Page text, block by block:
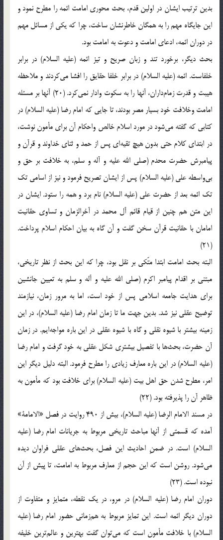
بدین ترتیب ایشان در اولین قدم، بحث محوری امامت ائمه را مطرح نمود و
این جایگاه مهم را به همگان خاطرنشان ساخت، چرا که یکی از مسائل مهم
در دوران ائمه، ادعای امامت و دعوت به امامت بود.
بحث دیگر، برخورد تند و زبان صریح و تیز ائمه (علیه السلام) در برابر
خلفاست. ائمه (علیه السلام) در برابر خلفا حقایق را افشا می‌کردند و ملاحظه
هیبت و قدرت زمام‌داران، آنها را به سکوت وادار نمی‌کرد. (20) آنها بر مسئله
امامت وخلافت خود بسیار مصر بودند، تا جایی که امام رضا (علیه السلام) در
کتابی که گفته می‌شود در مورد اسلام خالص واحکام آن برای مأمون نوشت،
در ابتدای کلام حتی بدون هیچ تقیه‌ای پس از حمد و ثنای خداوند و قرآن و
پیامبرش حضرت محدم (صلی الله علیه و آله و سلم، به خلافت بر حق و
بی‌واسطه علی (علیه السلام) پس از ایشان تصریح فرمود و نیز از اسامی تک
تک ائمه بعد از حضرت علی (علیه السلام) نام برد و همه را ستود. ایشان در
این متن هم چنین از قیام قائم آل محمد در آخرالزمان و تساوی حقانیت
امامان با حقانیت قرآن سخن گفت و آن گاه به بیان احکام اسلام پرداخت.
(21)
البته بحث امامت ابتدا متّکی بر نقل بود، چرا که این بحث از نظر تاریخی،
مبتنی بر اقدام پیامبر اکرم (صلی الله علیه و آله و سلم به تعیین جانشین
برای هدایت جامعه اسلامی پس از خود است، اما به مرور زمان، نیازمند
توضیح عقلی نیز شد. بدین جهت ما تا زمان امام رضا (علیه السلام)، در این
زمینه بیشتر با شیوه نقلی و گاه با شیوه عقلی در این باره مواجه‌ایم. در زمان
آن حضرت، بحث‌ها با تفصیل بیشتری شکل عقلی به خود گرفت و امام رضا
(علیه السلام) در این باره معارف زیادی را مطرح فرمود. البته دلیل دیگر این
امر، مطرح شدن حق اهل بیت (علیه السلام) برای خلافت بود که مأمون به
ظاهر آن را پذیرفته بود. (22)
در مسند الامام الرضا (علیه السلام)، بیش از 490 روایت در فصل «الامامة»
آمده که قسمتی از آنها مباحث تاریخی مربوط به جریانات امام رضا (علیه
السلام) است. در ضمنِ احادیث این فصل، بحث‌های عقلی فراوان دیده
می‌شود. روشن است که این حجم از معارف مربوط به امامت، تا پیش از آن
نبوده است. (23)
دوران امام رضا (علیه السلام) در مرو، در یک نقطه، متمایز و متفاوت از
دوران دیگر ائمه است. این تمایز مربوط به هم‌زمانی حضور امام رضا (علیه
السلام) با خلافت مأمون است که می‌توان گفت بهترین و عالم‌ترین خلیفه